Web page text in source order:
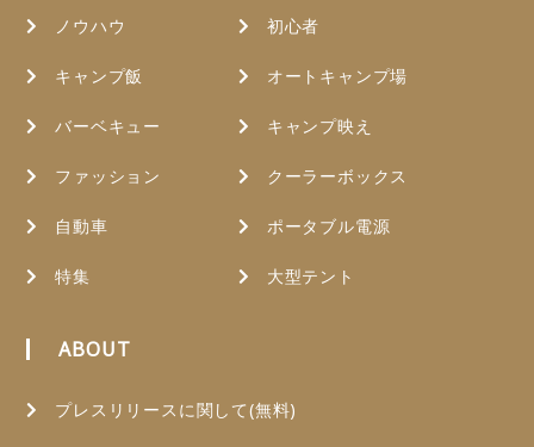
ノウハウ
キャンプ飯
バーベキュー
ファッション
自動車
特集
初心者
オートキャンプ場
キャンプ映え
クーラーボックス
ポータブル電源
大型テント
ABOUT
プレスリリースに関して(無料)